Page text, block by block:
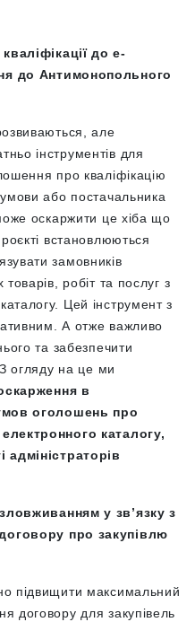
до е-
до Антимонопольного
але
інструментів для
про кваліфікацію
умови або постачальника
оскаржити це хіба що
встановлюються
замовників
товарів, робіт та послуг з
Цей інструмент з
А отже важливо
та забезпечити
З огляду на це ми
в
оголошень про
каталогу,
адміністраторів
у звʼязку з
про закупівлю
підвищити максимальний
договору для закупівель